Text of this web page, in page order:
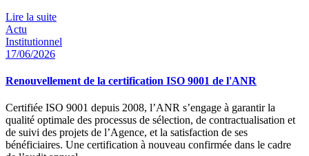
Lire la suite
Actu
Institutionnel
17/06/2026
Renouvellement de la certification ISO 9001 de l'ANR
Certifiée ISO 9001 depuis 2008, l’ANR s’engage à garantir la
qualité optimale des processus de sélection, de contractualisation et
de suivi des projets de l’Agence, et la satisfaction de ses
bénéficiaires. Une certification à nouveau confirmée dans le cadre